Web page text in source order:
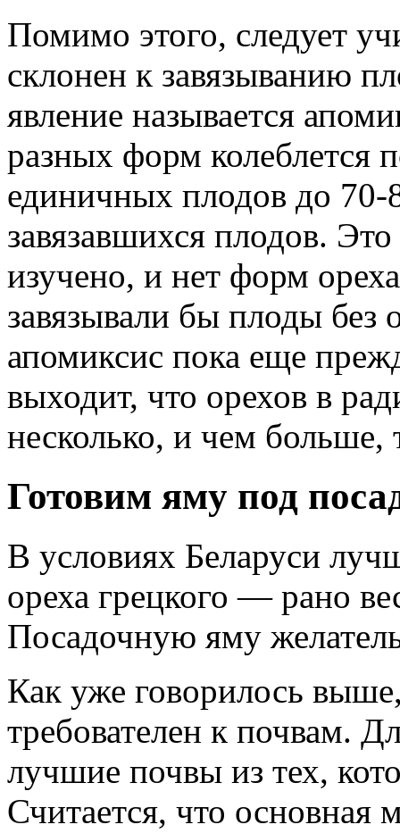
Помимо этого, следует
склонен к завязыванию
явление называется
разных форм колеблется
единичных плодов до 70-
завязавшихся плодов.
изучено, и нет форм
завязывали бы плоды без
апомиксис пока еще
выходит, что орехов в
несколько, и чем
Готовим яму под
В условиях Беларуси
ореха грецкого — рано
Посадочную яму
Как уже говорилось
требователен к почвам.
лучшие почвы из тех,
Считается, что основная